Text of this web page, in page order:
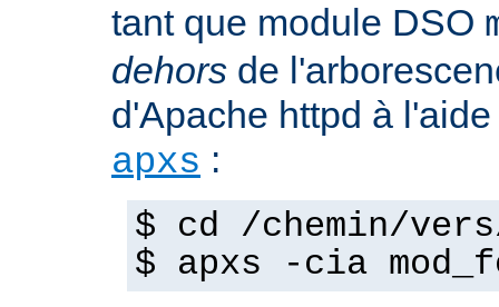
tant que module DSO
dehors de
d'Apache httpd à
apxs :
$ cd /chemin/
$ apxs -cia